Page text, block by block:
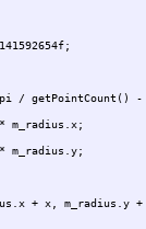
/ getPointCount() -
m_radius.x;
m_radius.y;
+ x, m_radius.y +